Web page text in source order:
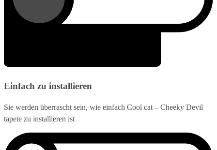
Einfach zu installieren
Sie werden überrascht sein, wie einfach Cool cat – Cheeky Devil
tapete zu installieren ist